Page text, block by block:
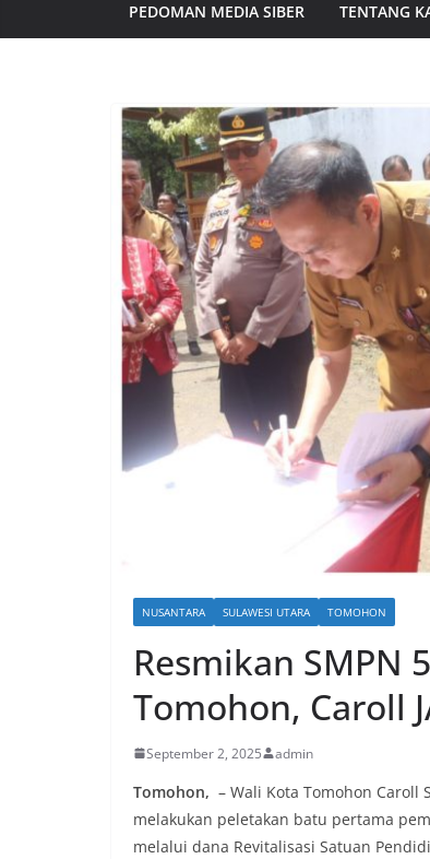
PEDOMAN MEDIA SIBER TENTANG
NUSANTARA SULAWESI UTARA TOMOHON
Resmikan SMPN
Tomohon, Caroll
September 2, 2025 admin
Tomohon, – Wali Kota Tomohon Caroll
melakukan peletakan batu pertama
melalui dana Revitalisasi Satuan